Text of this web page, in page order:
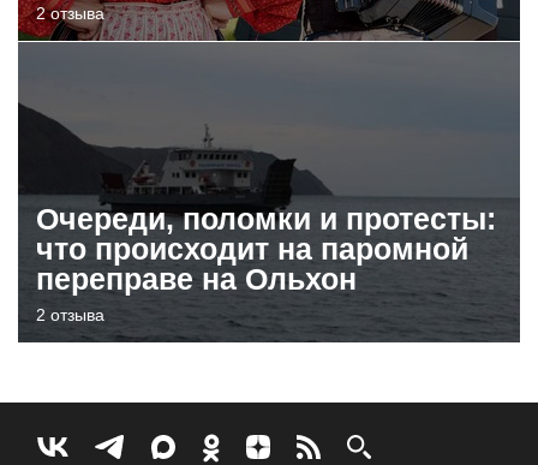
2 отзыва
Очереди, поломки и протесты:
что происходит на паромной
переправе на Ольхон
2 отзыва